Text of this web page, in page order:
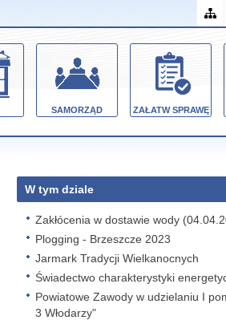
SAMORZĄD ZAŁATW SPRAWĘ
W tym dziale
Zakłócenia w dostawie wody
Plogging - Brzeszcze 2023
Jarmark Tradycji Wielkanocnych
Świadectwo charakterystyki
Powiatowe Zawody w udzielaniu I
3 Włodarzy"